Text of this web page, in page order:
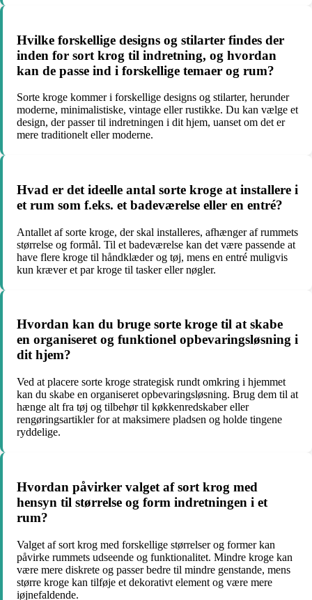
Hvilke forskellige designs og stilarter findes der
inden for sort krog til indretning, og hvordan
kan de passe ind i forskellige temaer og rum?
Sorte kroge kommer i forskellige designs og stilarter, herunder
moderne, minimalistiske, vintage eller rustikke. Du kan vælge et
design, der passer til indretningen i dit hjem, uanset om det er
mere traditionelt eller moderne.
Hvad er det ideelle antal sorte kroge at installere i
et rum som f.eks. et badeværelse eller en entré?
Antallet af sorte kroge, der skal installeres, afhænger af rummets
størrelse og formål. Til et badeværelse kan det være passende at
have flere kroge til håndklæder og tøj, mens en entré muligvis
kun kræver et par kroge til tasker eller nøgler.
Hvordan kan du bruge sorte kroge til at skabe
en organiseret og funktionel opbevaringsløsning i
dit hjem?
Ved at placere sorte kroge strategisk rundt omkring i hjemmet
kan du skabe en organiseret opbevaringsløsning. Brug dem til at
hænge alt fra tøj og tilbehør til køkkenredskaber eller
rengøringsartikler for at maksimere pladsen og holde tingene
ryddelige.
Hvordan påvirker valget af sort krog med
hensyn til størrelse og form indretningen i et
rum?
Valget af sort krog med forskellige størrelser og former kan
påvirke rummets udseende og funktionalitet. Mindre kroge kan
være mere diskrete og passer bedre til mindre genstande, mens
større kroge kan tilføje et dekorativt element og være mere
iøjnefaldende.